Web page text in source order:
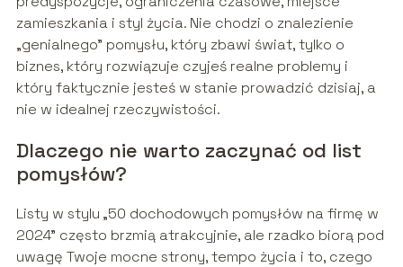
zamieszkania i styl życia. Nie chodzi o znalezienie
„genialnego” pomysłu, który zbawi świat, tylko o
biznes, który rozwiązuje czyjeś realne problemy i
który faktycznie jesteś w stanie prowadzić dzisiaj, a
nie w idealnej rzeczywistości.
Dlaczego nie warto zaczynać od list
pomysłów?
Listy w stylu „50 dochodowych pomysłów na firmę w
2024” często brzmią atrakcyjnie, ale rzadko biorą pod
uwagę Twoje mocne strony, tempo życia i to, czego